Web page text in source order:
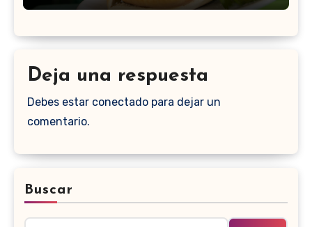
Deja una respuesta
Debes estar conectado para dejar un
comentario.
Buscar